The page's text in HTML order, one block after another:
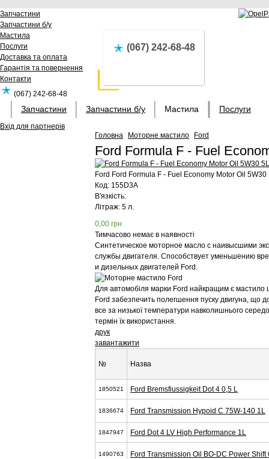
Запчастини
Запчастини б/у
Мастила
Послуги
Доставка та оплата
Гарантія та повернення
Контакти
(067) 242-68-48
Вхід для партнерів
(067) 242-68-48
Запчастини Запчастини б/у Мастила Послуги
Головна Моторне мастило Ford
Ford Formula F - Fuel
Ford Ford Formula F - Fuel Economy Motor Oil 5W30
Код: 155D3A
В'язкість:
Літраж: 5 л.
0,00 грн
Тимчасово немає в наявності
Синтетическое моторное масло с наивысшими
службы двигателя. Способствует уменьшению
и дизельных двигателей Ford.
Для автомобіля марки Ford найкращим є мастило
Ford забезпечить полегшення пуску двигуна, що
все за низької температури навколишнього
термін їх використання.
друк
завантажити
№ Назва
1850521 Ford Bremsfiussigkeit Dot 4 0,5 L
1836674 Ford Transmission Hypoid C 75W-140 1L
1847947 Ford Dot 4 LV High Performance 1L
1490763 Ford Transmission Oil BO-DC Power Shift